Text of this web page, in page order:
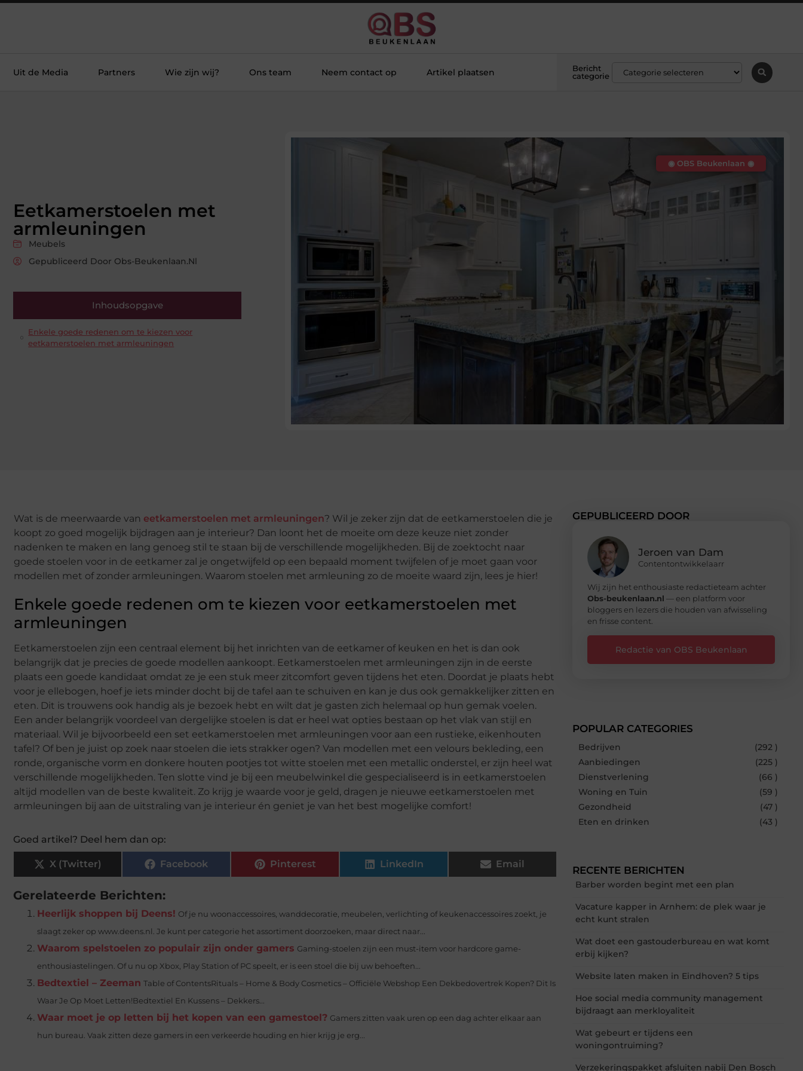
Uit de Media Partners Wie zijn wij? Ons team Neem contact op Artikel plaatsen
Bericht
categorie
Eetkamerstoelen met
armleuningen
Meubels
Gepubliceerd Door Obs-Beukenlaan.nl
Inhoudsopgave
Enkele goede redenen om te kiezen voor
eetkamerstoelen met armleuningen
◉ OBS Beukenlaan ◉
Wat is de meerwaarde van eetkamerstoelen met armleuningen? Wil je zeker zijn dat de eetkamerstoelen die je
koopt zo goed mogelijk bijdragen aan je interieur? Dan loont het de moeite om deze keuze niet zonder
nadenken te maken en lang genoeg stil te staan bij de verschillende mogelijkheden. Bij de zoektocht naar
goede stoelen voor in de eetkamer zal je ongetwijfeld op een bepaald moment twijfelen of je moet gaan voor
modellen met of zonder armleuningen. Waarom stoelen met armleuning zo de moeite waard zijn, lees je hier!
Enkele goede redenen om te kiezen voor eetkamerstoelen met
armleuningen
Eetkamerstoelen zijn een centraal element bij het inrichten van de eetkamer of keuken en het is dan ook
belangrijk dat je precies de goede modellen aankoopt. Eetkamerstoelen met armleuningen zijn in de eerste
plaats een goede kandidaat omdat ze je een stuk meer zitcomfort geven tijdens het eten. Doordat je plaats hebt
voor je ellebogen, hoef je iets minder docht bij de tafel aan te schuiven en kan je dus ook gemakkelijker zitten en
eten. Dit is trouwens ook handig als je bezoek hebt en wilt dat je gasten zich helemaal op hun gemak voelen.
Een ander belangrijk voordeel van dergelijke stoelen is dat er heel wat opties bestaan op het vlak van stijl en
materiaal. Wil je bijvoorbeeld een set eetkamerstoelen met armleuningen voor aan een rustieke, eikenhouten
tafel? Of ben je juist op zoek naar stoelen die iets strakker ogen? Van modellen met een velours bekleding, een
ronde, organische vorm en donkere houten pootjes tot witte stoelen met een metallic onderstel, er zijn heel wat
verschillende mogelijkheden. Ten slotte vind je bij een meubelwinkel die gespecialiseerd is in eetkamerstoelen
altijd modellen van de beste kwaliteit. Zo krijg je waarde voor je geld, dragen je nieuwe eetkamerstoelen met
armleuningen bij aan de uitstraling van je interieur én geniet je van het best mogelijke comfort!
Goed artikel? Deel hem dan op:
X (Twitter) Facebook Pinterest LinkedIn Email
Gerelateerde Berichten:
Heerlijk shoppen bij Deens! Of je nu woonaccessoires, wanddecoratie, meubelen, verlichting of keukenaccessoires zoekt, je
slaagt zeker op www.deens.nl. Je kunt per categorie het assortiment doorzoeken, maar direct naar...
Waarom spelstoelen zo populair zijn onder gamers Gaming-stoelen zijn een must-item voor hardcore game-
enthousiastelingen. Of u nu op Xbox, Play Station of PC speelt, er is een stoel die bij uw behoeften...
Bedtextiel – Zeeman Table of ContentsRituals – Home & Body Cosmetics – Officiële Webshop Een Dekbedovertrek Kopen? Dit Is
Waar Je Op Moet Letten!Bedtextiel En Kussens – Dekkers...
Waar moet je op letten bij het kopen van een gamestoel? Gamers zitten vaak uren op een dag achter elkaar aan
hun bureau. Vaak zitten deze gamers in een verkeerde houding en hier krijg je erg...
GEPUBLICEERD DOOR
Jeroen van Dam
Contentontwikkelaarr
Wij zijn het enthousiaste redactieteam achter
Obs-beukenlaan.nl — een platform voor
bloggers en lezers die houden van afwisseling
en frisse content.
Redactie van OBS Beukenlaan
POPULAR CATEGORIES
Bedrijven
(292 )
Aanbiedingen
(225 )
Dienstverlening
(66 )
Woning en Tuin
(59 )
Gezondheid
(47 )
Eten en drinken
(43 )
RECENTE BERICHTEN
Barber worden begint met een plan
Vacature kapper in Arnhem: de plek waar je
echt kunt stralen
Wat doet een gastouderbureau en wat komt
erbij kijken?
Website laten maken in Eindhoven? 5 tips
Hoe social media community management
bijdraagt aan merkloyaliteit
Wat gebeurt er tijdens een
woningontruiming?
Verzekeringspakket afsluiten nabij Den Bosch